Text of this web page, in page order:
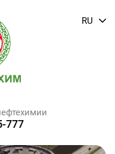
RU
777